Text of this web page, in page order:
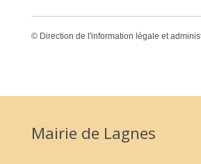
© Direction de l'information légale et
Mairie de Lagnes